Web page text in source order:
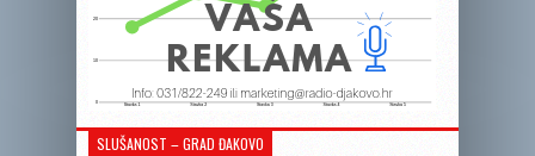
SLUŠANOST – GRAD ĐAKOVO